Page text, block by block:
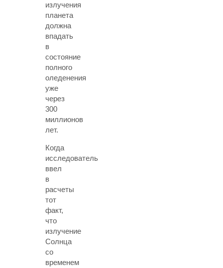
излучения
планета
должна
впадать
в
состояние
полного
оледенения
уже
через
300
миллионов
лет.
Когда
исследователь
ввел
в
расчеты
тот
факт,
что
излучение
Солнца
со
временем